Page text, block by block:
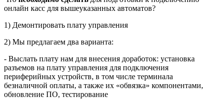
онлайн касс для вышеуказанных автоматов?
1) Демонтировать плату управления
2) Мы предлагаем два варианта:
- Выслать плату нам для внесения доработок: установка
разъемов на плату управления для подключения
периферийных устройств, в том числе терминала
безналичной оплаты, а также их «обвязка» компонентами,
обновление ПО, тестирование